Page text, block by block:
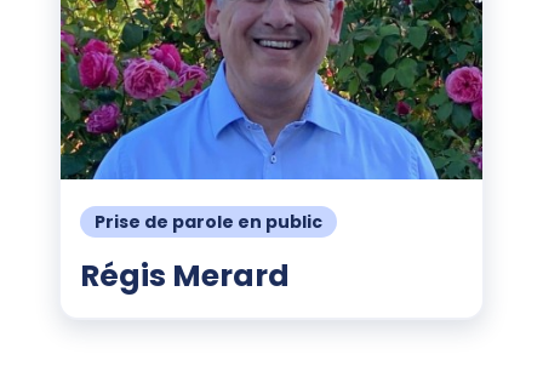
Prise de parole en public
Régis Merard